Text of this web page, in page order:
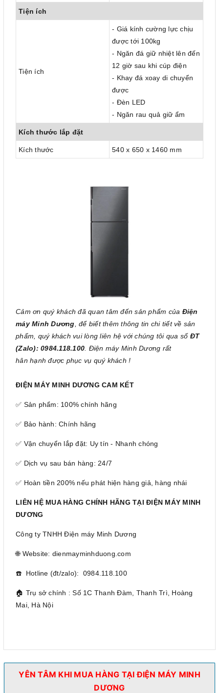
Tiện ích
Tiện ích
- Giá kính cường lực chịu
được tới 100kg
- Ngăn đá giữ nhiệt lên đến
12 giờ sau khi cúp điện
- Khay đá xoay di chuyển
được
- Đèn LED
- Ngăn rau quả giữ ẩm
Kích thước lắp đặt
Kích thước 540 x 650 x 1460 mm
Cảm ơn quý khách đã quan tâm đến sản phẩm của Điện
máy Minh Dương , để biết thêm thông tin chi tiết về sản
phẩm, quý khách vui lòng liên hệ với chúng tôi qua số ĐT
(Zalo): 0984.118.100 . Điện máy Minh Dương rất
hân hạnh được phục vụ quý khách !
ĐIỆN MÁY MINH DƯƠNG CAM KẾT
✅ Sản phẩm: 100% chính hãng
✅ Bảo hành: Chính hãng
✅ Vận chuyển lắp đặt: Uy tín - Nhanh chóng
✅ Dịch vụ sau bán hàng: 24/7
✅ Hoàn tiền 200% nếu phát hiện hàng giả, hàng nhái
LIÊN HỆ MUA HÀNG CHÍNH HÃNG TẠI ĐIỆN MÁY MINH
DƯƠNG
Công ty TNHH Điện máy Minh Dương
🌐 Website: dienmayminhduong.com
☎️ Hotline (đt/zalo): 0984.118.100
🏠 Trụ sở chính : Số 1C Thanh Đàm, Thanh Trì, Hoàng
Mai, Hà Nội
YÊN TÂM KHI MUA HÀNG TẠI ĐIỆN MÁY MINH
DƯƠNG